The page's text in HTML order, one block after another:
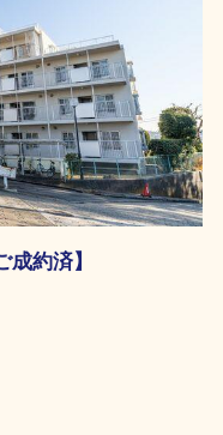
約済】